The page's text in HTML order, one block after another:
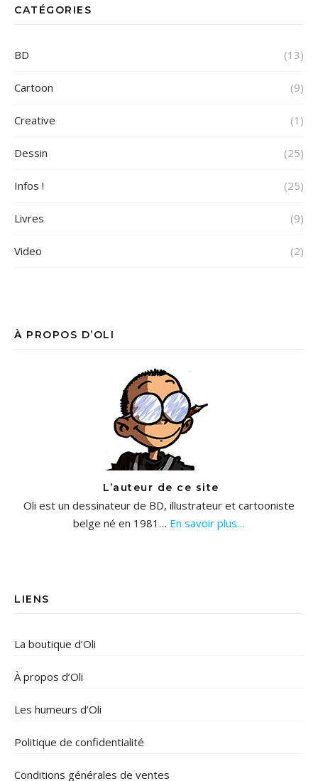
CATÉGORIES
BD (13)
Cartoon (9)
Creative (1)
Dessin (25)
Infos ! (25)
Livres (9)
Video (2)
À PROPOS D’OLI
L’auteur de ce site
Oli est un dessinateur de BD, illustrateur et cartooniste
belge né en 1981… En savoir plus…
LIENS
La boutique d’Oli
À propos d’Oli
Les humeurs d’Oli
Politique de confidentialité
Conditions générales de ventes